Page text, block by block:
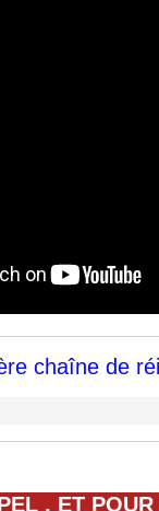
chaîne de
, ET